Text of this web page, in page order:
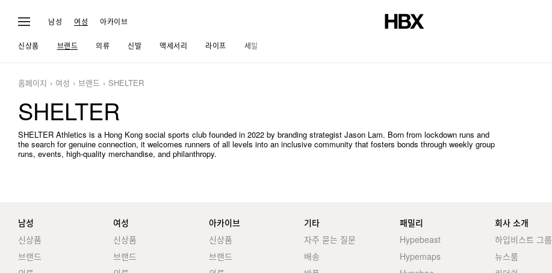
남성 여성 아카이브
신상품 브랜드 의류 신발 액세서리 라이프 세일
홈페이지 여성 브랜드 SHELTER
SHELTER
SHELTER Athletics is a Hong Kong social sports club founded in 2022 by branding strategist Jason Lam. Born from lockdown runs and
the search for genuine connection, it welcomes runners of all levels into an inclusive community that fosters bonds through weekly group
runs, events, high-quality merchandise, and philanthropy.
남성
신상품
브랜드
여성
신상품
브랜드
아카이브
신상품
브랜드
기타
자주 묻는 질문
배송
패밀리
Hypebeast
Hypemaps
회사 소개
하입비스트 그룹
뉴스룸